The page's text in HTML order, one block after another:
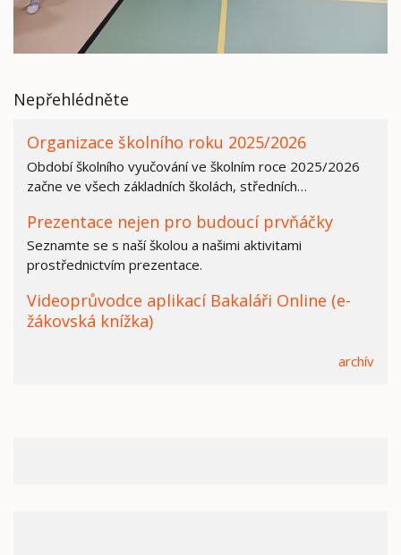
Nepřehlédněte
Organizace školního roku 2025/2026
Období školního vyučování ve školním roce 2025/2026
začne ve všech základních školách, středních…
Prezentace nejen pro budoucí prvňáčky
Seznamte se s naší školou a našimi aktivitami
prostřednictvím prezentace.
Videoprůvodce aplikací Bakaláři Online (e-
žákovská knížka)
archív